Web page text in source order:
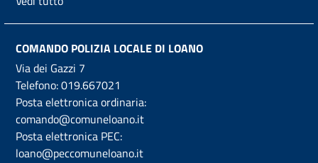
COMANDO POLIZIA LOCALE DI LOANO
Via dei Gazzi 7
Telefono:019.667021
Posta elettronica ordinaria:
comando@comuneloano.it
Posta elettronica PEC:
loano@peccomuneloano.it